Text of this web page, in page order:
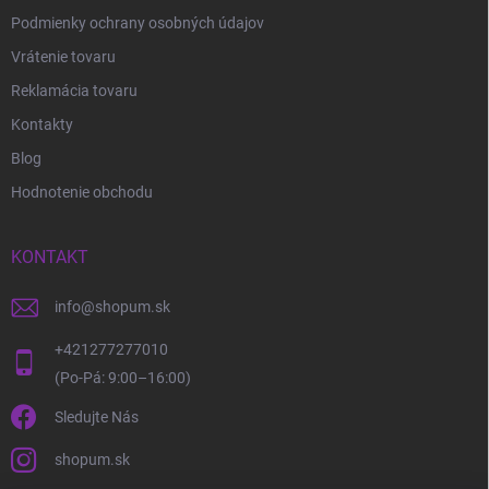
Podmienky ochrany osobných údajov
Vrátenie tovaru
Reklamácia tovaru
Kontakty
Blog
Hodnotenie obchodu
KONTAKT
info@shopum.sk
+421277277010
Sledujte Nás
shopum.sk